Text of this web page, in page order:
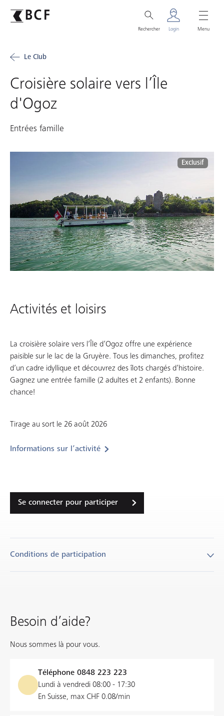
Rechercher Login Menu
Le Club
Croisière solaire vers l’Île
d'Ogoz
Entrées famille
Exclusif
Activités et loisirs
La croisière solaire vers l’Île d’Ogoz offre une expérience
paisible sur le lac de la Gruyère. Tous les dimanches, profitez
d’un cadre idyllique et découvrez des îlots chargés d’histoire.
Gagnez une entrée famille (2 adultes et 2 enfants). Bonne
chance!
Tirage au sort le 26 août 2026
Informations sur l’activité
Se connecter pour participer
Conditions de participation
partenaire enregistré) ne sont pas autorisés à participer. Les
convertis en espèce. Toute contestation est exclue. Les
Besoin d’aide?
Nous sommes là pour vous.
Téléphone 0848 223 223
Lundi à vendredi 08:00 - 17:30
En Suisse, max CHF 0.08/min